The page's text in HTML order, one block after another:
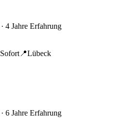
· 4 Jahre Erfahrung
Sofort 📍Lübeck
· 6 Jahre Erfahrung